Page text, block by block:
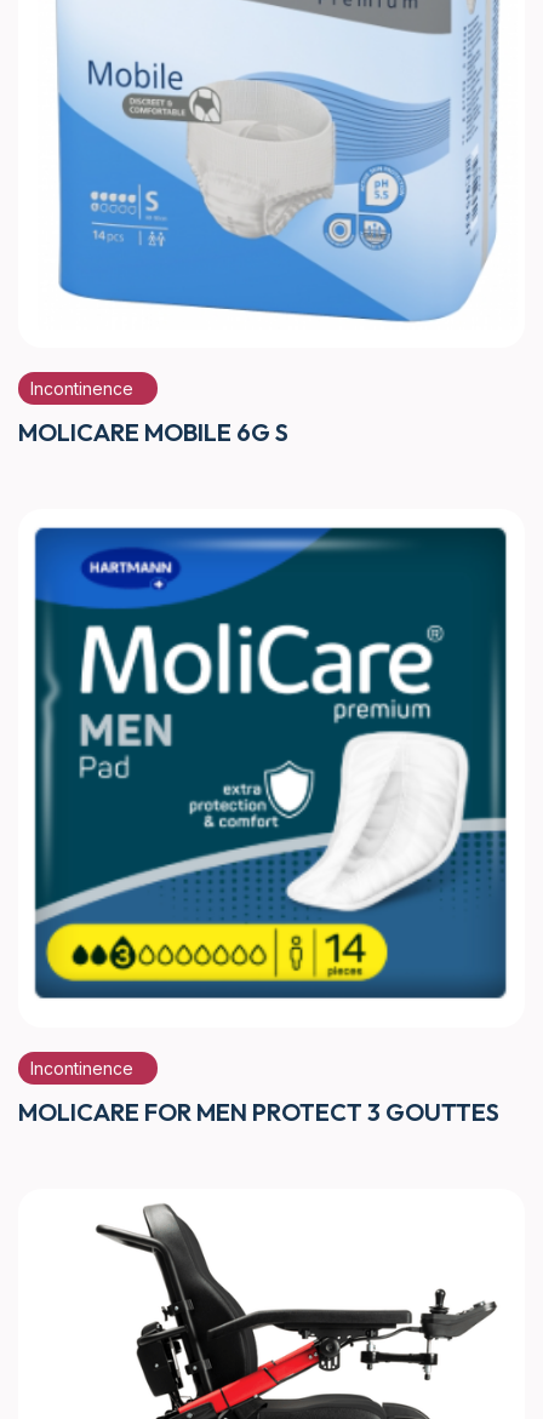
Incontinence
MOLICARE MOBILE 6G S
Incontinence
MOLICARE FOR MEN PROTECT 3 GOUTTES